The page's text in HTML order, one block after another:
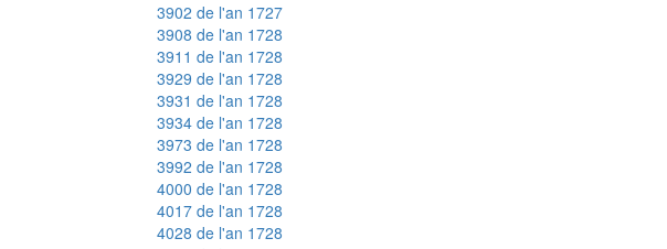
3902 de l'an 1727
3908 de l'an 1728
3911 de l'an 1728
3929 de l'an 1728
3931 de l'an 1728
3934 de l'an 1728
3973 de l'an 1728
3992 de l'an 1728
4000 de l'an 1728
4017 de l'an 1728
4028 de l'an 1728